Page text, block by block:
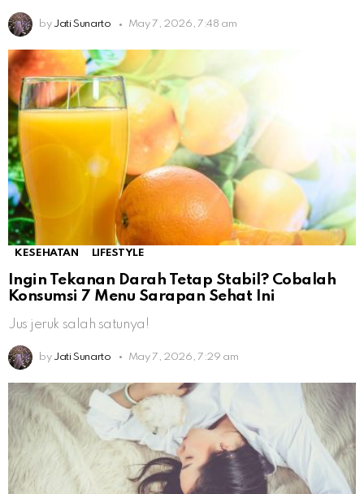
by Jati Sunarto May 7, 2026, 7:48 am
KESEHATAN LIFESTYLE
Ingin Tekanan Darah Tetap Stabil? Cobalah
Konsumsi 7 Menu Sarapan Sehat Ini
Jus jeruk salah satunya!
by Jati Sunarto May 7, 2026, 7:29 am